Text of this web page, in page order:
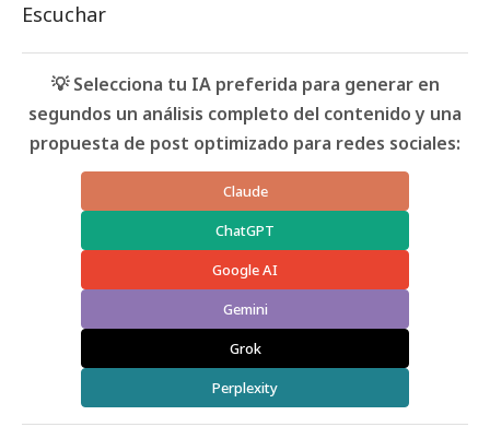
Escuchar
💡 Selecciona tu IA preferida para generar en
segundos un análisis completo del contenido y una
propuesta de post optimizado para redes sociales:
Claude
ChatGPT
Google AI
Gemini
Grok
Perplexity